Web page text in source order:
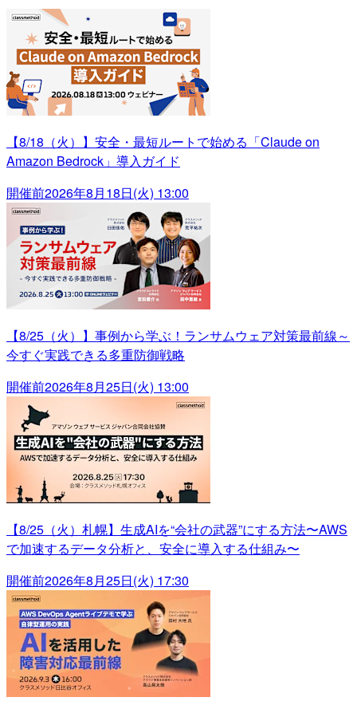
【8/18（火）】安全・最短ルートで始める「Claude on
Amazon Bedrock」導入ガイド
開催前2026年8月18日(火) 13:00
【8/25（火）】事例から学ぶ！ランサムウェア対策最前線～
今すぐ実践できる多重防御戦略
開催前2026年8月25日(火) 13:00
【8/25（火）札幌】生成AIを“会社の武器”にする方法〜AWS
で加速するデータ分析と、安全に導入する仕組み〜
開催前2026年8月25日(火) 17:30